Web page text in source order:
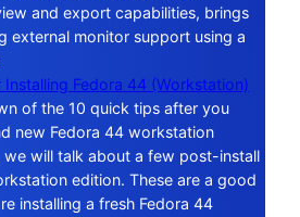
and export capabilities, brings
external monitor support using a
Fedora 44 (Workstation)
of the 10 quick tips after you
new Fedora 44 workstation
we will talk about a few post-install
edition. These are a good
installing a fresh Fedora 44